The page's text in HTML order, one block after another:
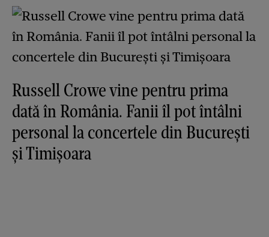
Russell Crowe vine pentru prima
dată în România. Fanii îl pot întâlni
personal la concertele din București
și Timișoara